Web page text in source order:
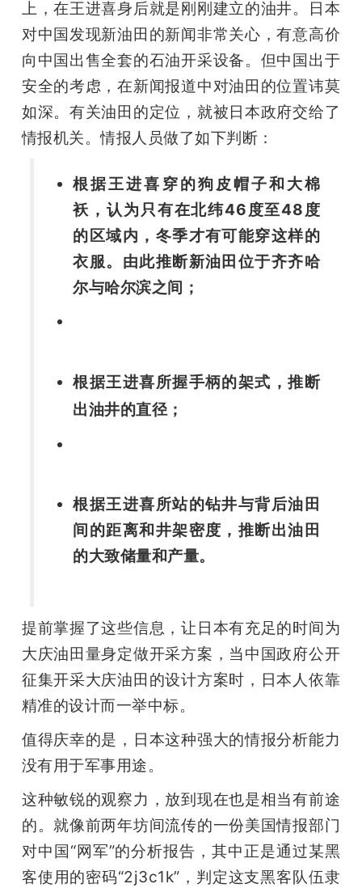
上，在王进喜身后就是刚刚建立的油井。日本
对中国发现新油田的新闻非常关心，有意高价
向中国出售全套的石油开采设备。但中国出于
安全的考虑，在新闻报道中对油田的位置讳莫
如深。有关油田的定位，就被日本政府交给了
情报机关。情报人员做了如下判断：
根据王进喜穿的狗皮帽子和大棉
袄，认为只有在北纬46度至48度
的区域内，冬季才有可能穿这样的
衣服。由此推断新油田位于齐齐哈
尔与哈尔滨之间；
根据王进喜所握手柄的架式，推断
出油井的直径；
根据王进喜所站的钻井与背后油田
间的距离和井架密度，推断出油田
的大致储量和产量。
提前掌握了这些信息，让日本有充足的时间为
大庆油田量身定做开采方案，当中国政府公开
征集开采大庆油田的设计方案时，日本人依靠
精准的设计而一举中标。
值得庆幸的是，日本这种强大的情报分析能力
没有用于军事用途。
这种敏锐的观察力，放到现在也是相当有前途
的。就像前两年坊间流传的一份美国情报部门
对中国“网军”的分析报告，其中正是通过某黑
客使用的密码“2j3c1k”，判定这支黑客队伍隶